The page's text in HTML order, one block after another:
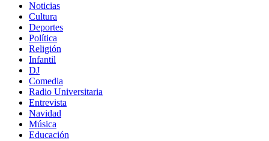
Noticias
Cultura
Deportes
Política
Religión
Infantil
DJ
Comedia
Radio Universitaria
Entrevista
Navidad
Música
Educación